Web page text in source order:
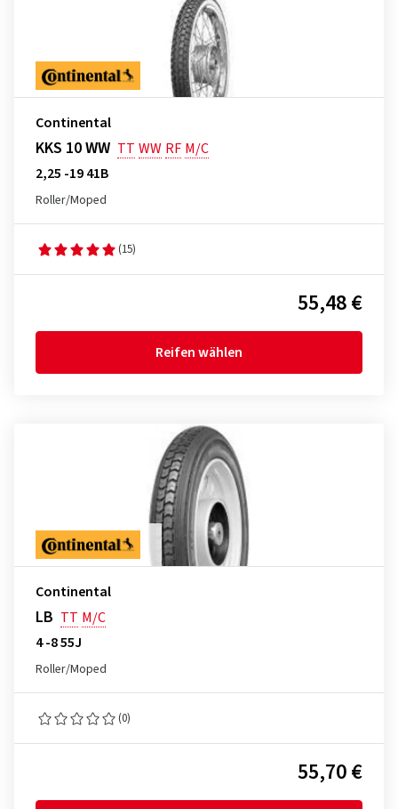
Continental
KKS 10 WW TT WW RF M/C
2,25 -19 41B
Roller/Moped
(15)
55,48 €
Reifen wählen
Continental
LB TT M/C
4 -8 55J
Roller/Moped
(0)
55,70 €